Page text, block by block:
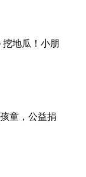
挖地瓜！小朋
童，公益捐